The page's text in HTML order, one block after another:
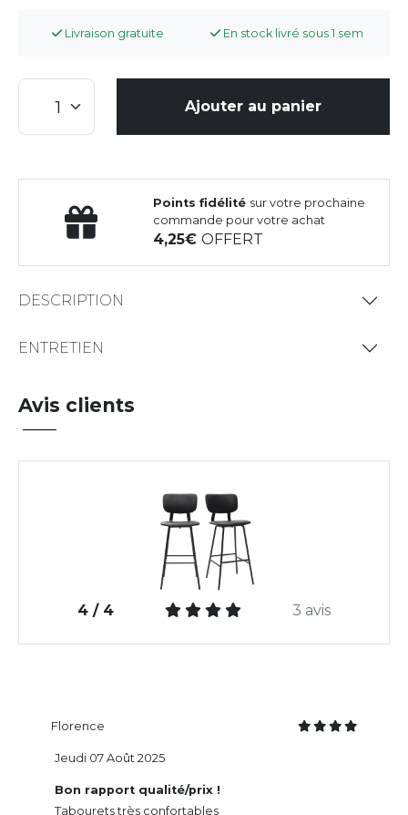
Livraison gratuite En stock livré sous 1 sem
Ajouter au panier
Points fidélité sur votre prochaine
commande pour votre achat
4,25OFFERT
DESCRIPTION
ENTRETIEN
Avis clients
4 / 4 3 avis
Florence
Bon rapport qualité/prix !
Tabourets très confortables
Jeudi 07 Août 2025